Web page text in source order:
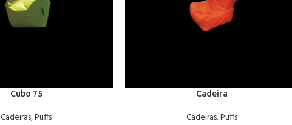
Cubo 75
Cadeiras,Puffs
Cadeira
Cadeiras,Puffs